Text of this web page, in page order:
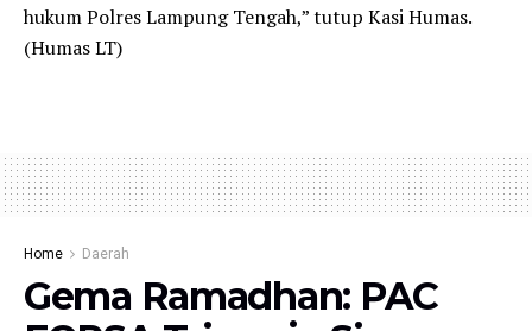
hukum Polres Lampung Tengah,” tutup Kasi Humas.
(Humas LT)
Home Daerah
Gema Ramadhan: PAC